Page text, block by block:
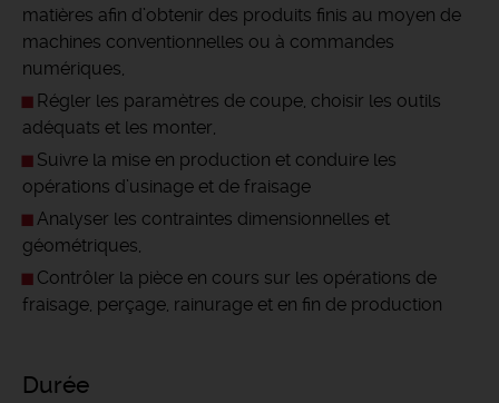
matières afin d’obtenir des produits finis au moyen de
machines conventionnelles ou à commandes
numériques,
Régler les paramètres de coupe, choisir les outils
adéquats et les monter,
Suivre la mise en production et conduire les
opérations d’usinage et de fraisage
Analyser les contraintes dimensionnelles et
géométriques,
Contrôler la pièce en cours sur les opérations de
fraisage, perçage, rainurage et en fin de production
Durée